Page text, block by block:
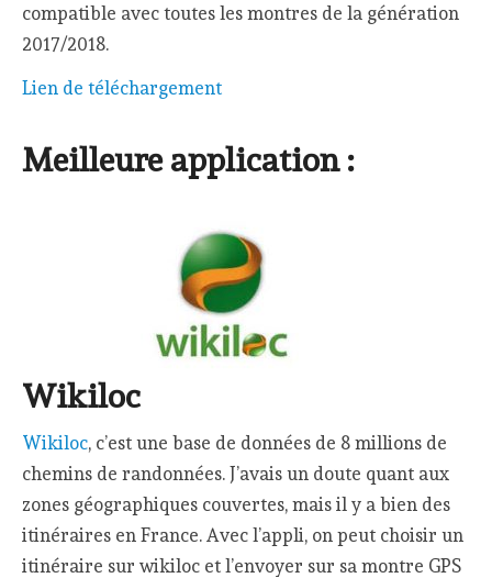
compatible avec toutes les montres de la génération
2017/2018.
Lien de téléchargement
Meilleure application :
Wikiloc
Wikiloc, c’est une base de données de 8 millions de
chemins de randonnées. J’avais un doute quant aux
zones géographiques couvertes, mais il y a bien des
itinéraires en France. Avec l’appli, on peut choisir un
itinéraire sur wikiloc et l’envoyer sur sa montre GPS